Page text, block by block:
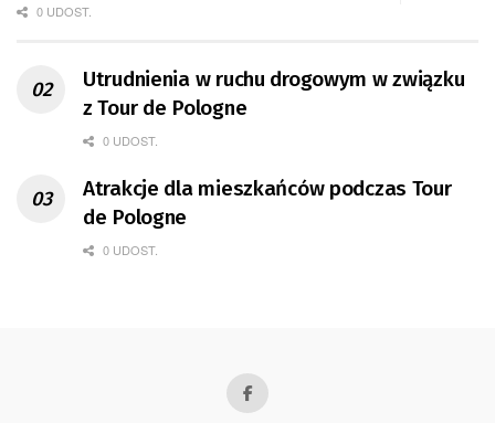
0 UDOST.
Utrudnienia w ruchu drogowym w związku
z Tour de Pologne
0 UDOST.
Atrakcje dla mieszkańców podczas Tour
de Pologne
0 UDOST.